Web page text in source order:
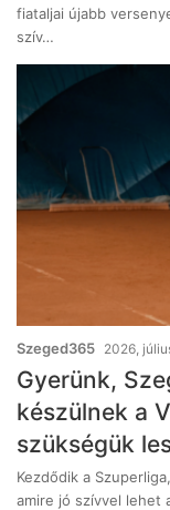
fiataljai újabb
szív…
Szeged365 2026,
Gyerünk,
készülnek a
szükségük
Kezdődik a
amire jó szívvel lehet